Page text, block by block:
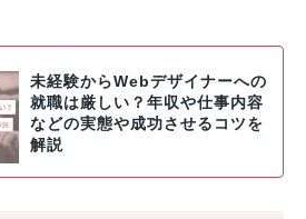
未経験からWebデザイナーへの
就職は厳しい？年収や仕事内容
などの実態や成功させるコツを
解説